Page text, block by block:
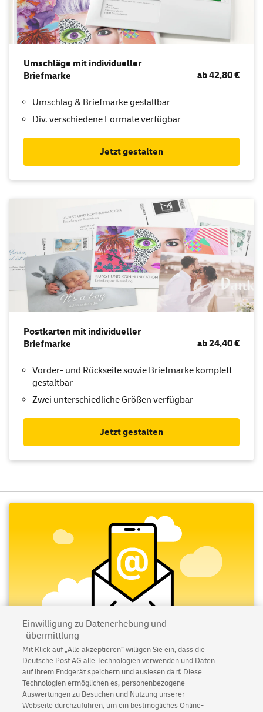
Umschläge mit individueller
Briefmarke
ab 42,80 €
Umschlag & Briefmarke gestaltbar
Div. verschiedene Formate verfügbar
Jetzt gestalten
Postkarten mit individueller
Briefmarke
ab 24,40 €
Vorder- und Rückseite sowie Briefmarke komplett
gestaltbar
Zwei unterschiedliche Größen verfügbar
Jetzt gestalten
Abonnieren Sie unseren Newsletter
Immer informiert über exklusive Angebote und
Aktionen - jetzt mit Vorteil
Einwilligung zu Datenerhebung und
-übermittlung
Mit Klick auf „Alle akzeptieren” willigen Sie ein, dass die
Deutsche Post AG alle Technologien verwenden und Daten
auf Ihrem Endgerät speichern und auslesen darf. Diese
Technologien ermöglichen es, personenbezogene
Auswertungen zu Besuchen und Nutzung unserer
Webseite durchzuführen, um ein bestmögliches Online-